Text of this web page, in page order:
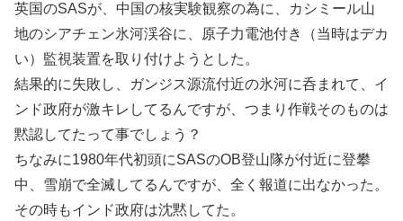
英国のSASが、中国の核実験観察の為に、カシミール山
地のシアチェン氷河渓谷に、原子力電池付き（当時はデカ
い）監視装置を取り付けようとした。
結果的に失敗し、ガンジス源流付近の氷河に呑まれて、イ
ンド政府が激キレしてるんですが、つまり作戦そのものは
黙認してたって事でしょう？
ちなみに1980年代初頭にSASのOB登山隊が付近に登攀
中、雪崩で全滅してるんですが、全く報道に出なかった。
その時もインド政府は沈黙してた。